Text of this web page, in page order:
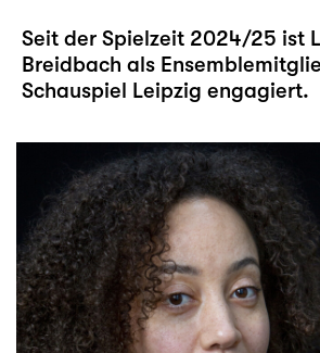
Seit der Spielzeit 2024/25 ist
Breidbach als
Schauspiel Leipzig engagiert.